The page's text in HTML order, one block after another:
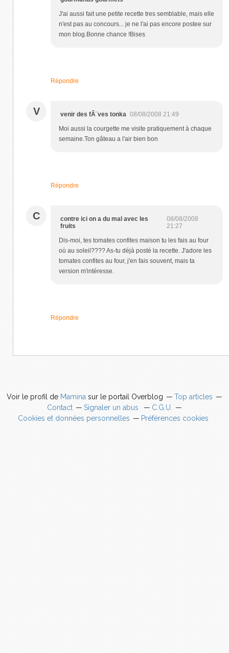
J'ai aussi fait une petite recette tres semblable, mais elle
n'est pas au concours... je ne l'ai pas encore postee sur
mon blog.Bonne chance !Bises
Répondre
V venir des fÃ¨ves tonka 08/08/2008 21:49
Moi aussi la courgette me visite pratiquement à chaque
semaine.Ton gâteau a l'air bien bon
Répondre
C
contre ici on a du mal avec les
fruits
08/08/2008
21:27
Dis-moi, tes tomates confites maison tu les fais au four
où au soleil???? As-tu déjà posté la recette. J'adore les
tomates confites au four, j'en fais souvent, mais ta
version m'intéresse.
Répondre
Voir le profil de Mamina sur le portail Overblog
Top articles
Contact
Signaler un abus
C.G.U.
Cookies et données personnelles
Préférences cookies